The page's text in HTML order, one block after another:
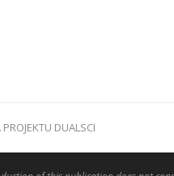
DUALSCI